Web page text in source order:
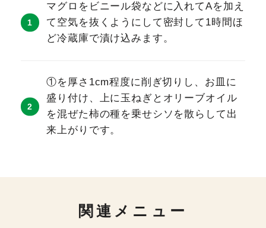
マグロをビニール袋などに入れてAを加え
て空気を抜くようにして密封して1時間ほ
ど冷蔵庫で漬け込みます。
①を厚さ1cm程度に削ぎ切りし、お皿に
盛り付け、上に玉ねぎとオリーブオイル
を混ぜた柿の種を乗せシソを散らして出
来上がりです。
関連メニュー